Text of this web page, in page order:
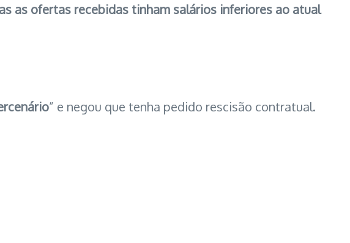
as ofertas recebidas tinham salários inferiores ao atual
” e negou que tenha pedido rescisão contratual.